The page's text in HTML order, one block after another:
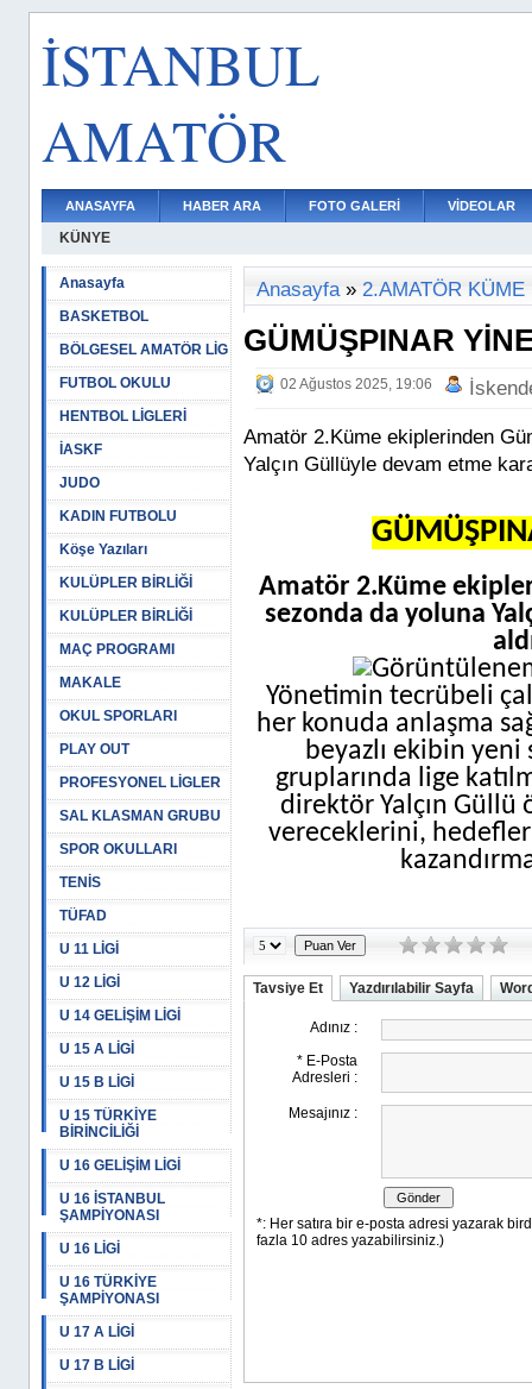
İSTANBUL
AMATÖR
ANASAYFA HABER ARA FOTO GALERİ VİDEOLAR
KÜNYE
Anasayfa
BASKETBOL
BÖLGESEL AMATÖR LİG
FUTBOL OKULU
HENTBOL LİGLERİ
İASKF
JUDO
KADIN FUTBOLU
Köşe Yazıları
KULÜPLER BİRLİĞİ
KULÜPLER BİRLİĞİ
MAÇ PROGRAMI
MAKALE
OKUL SPORLARI
PLAY OUT
PROFESYONEL LİGLER
SAL KLASMAN GRUBU
SPOR OKULLARI
TENİS
TÜFAD
U 11 LİGİ
U 12 LİGİ
U 14 GELİŞİM LİGİ
U 15 A LİGİ
U 15 B LİGİ
U 15 TÜRKİYE
BİRİNCİLİĞİ
U 16 GELİŞİM LİGİ
U 16 İSTANBUL
ŞAMPİYONASI
U 16 LİGİ
U 16 TÜRKİYE
ŞAMPİYONASI
U 17 A LİGİ
U 17 B LİGİ
Anasayfa» 2.AMATÖR KÜME
GÜMÜŞPINAR
02 Ağustos 2025, 19:06
Amatör 2.Küme ekiplerinden
Yalçın Güllüyle devam etme
Amatör 2.Küme
sezonda da yoluna
Yönetimin tecrübeli
her konuda anlaşma
beyazlı ekibin yeni
gruplarında lige
direktör Yalçın Güllü
vereceklerini,
Tavsiye Et Yazdırılabilir Sayfa